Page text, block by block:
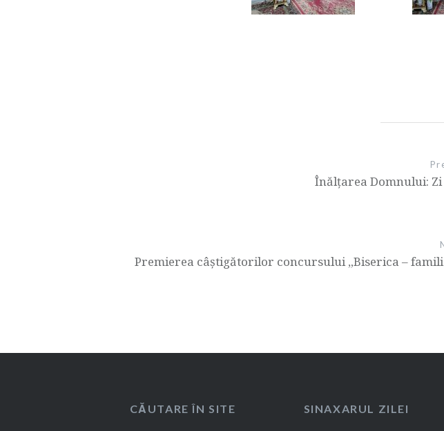
Înălțarea Domnului:
Premierea câştigătorilor concursului „Biserica –
CĂUTARE ÎN SITE SINAXARUL ZILEI